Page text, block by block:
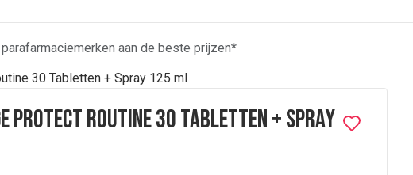
aan de beste prijzen*
30 Tabletten + Spray 125 ml
Protect Routine 30 Tabletten + Spray